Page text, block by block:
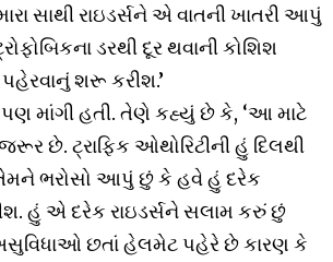
સાથી રાઇડર્સને એ વાતની ખાતરી આપું
ડરથી દૂર થવાની કોશિશ
શરૂ કરીશ.’
માંગી હતી. તેણે કહ્યું છે કે, ‘આ માટે
છે. ટ્રાફિક ઓથોરિટીની હું દિલથી
ભરોસો આપું છું કે હવે હું દરેક
હું એ દરેક રાઇડર્સને સલામ કરું છું
છતાં હેલમેટ પહેરે છે કારણ કે